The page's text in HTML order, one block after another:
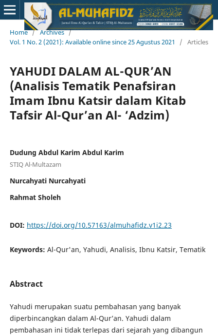
Home / Archives /
Vol. 1 No. 2 (2021): Available online since 25 Agustus 2021
/ Articles
YAHUDI DALAM AL-QUR’AN
(Analisis Tematik Penafsiran
Imam Ibnu Katsir dalam Kitab
Tafsir Al-Qur’an Al- ‘Adzim)
Dudung Abdul Karim Abdul Karim
STIQ Al-Multazam
Nurcahyati Nurcahyati
Rahmat Sholeh
DOI: https://doi.org/10.57163/almuhafidz.v1i2.23
Keywords: Al-Qur'an, Yahudi, Analisis, Ibnu Katsir, Tematik
Abstract
Yahudi merupakan suatu pembahasan yang banyak
diperbincangkan dalam Al-Qur’an. Yahudi dalam
pembahasan ini tidak terlepas dari sejarah yang dibangun